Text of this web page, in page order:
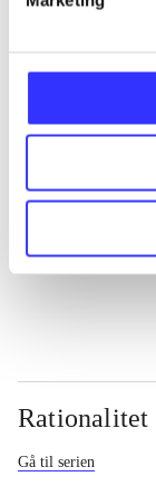
Rationalitet
Gå til serien